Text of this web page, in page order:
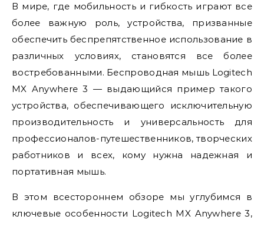
В мире, где мобильность и гибкость играют все
более важную роль, устройства, призванные
обеспечить беспрепятственное использование в
различных условиях, становятся все более
востребованными. Беспроводная мышь Logitech
MX Anywhere 3 — выдающийся пример такого
устройства, обеспечивающего исключительную
производительность и универсальность для
профессионалов-путешественников, творческих
работников и всех, кому нужна надежная и
портативная мышь.
В этом всестороннем обзоре мы углубимся в
ключевые особенности Logitech MX Anywhere 3,